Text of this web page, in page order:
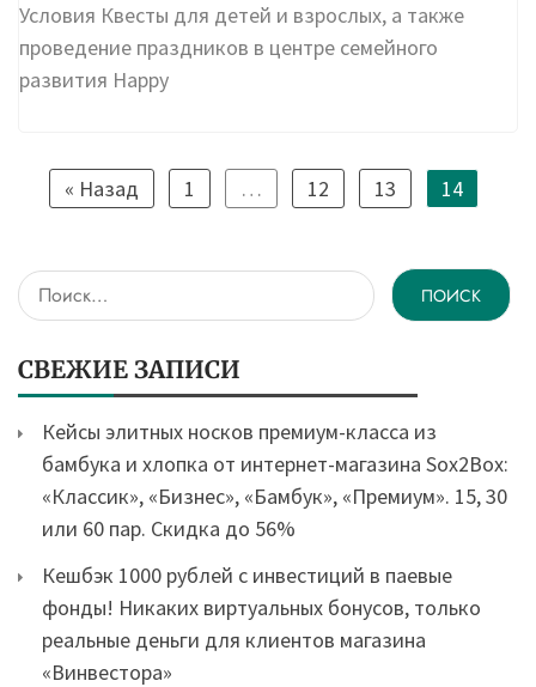
Условия Квесты для детей и взрослых, а также
проведение праздников в центре семейного
развития Happy
« Назад 1 … 12 13 14
Найти:
СВЕЖИЕ ЗАПИСИ
Кейсы элитных носков премиум-класса из
бамбука и хлопка от интернет-магазина Sox2Box:
«Классик», «Бизнес», «Бамбук», «Премиум». 15, 30
или 60 пар. Скидка до 56%
Кешбэк 1000 рублей с инвестиций в паевые
фонды! Никаких виртуальных бонусов, только
реальные деньги для клиентов магазина
«Винвестора»